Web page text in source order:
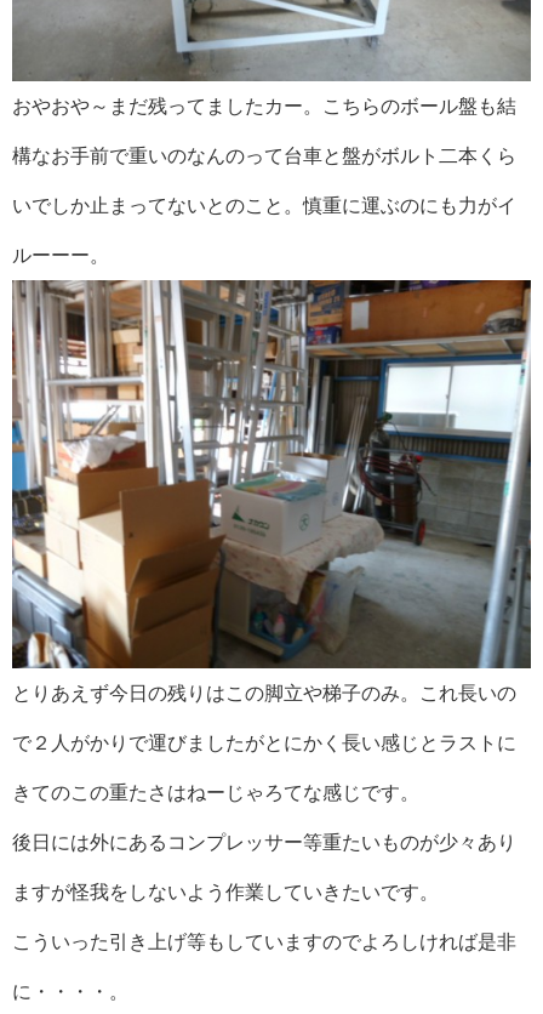
おやおや～まだ残ってましたカー。こちらのボール盤も結
構なお手前で重いのなんのって台車と盤がボルト二本くら
いでしか止まってないとのこと。慎重に運ぶのにも力がイ
ルーーー。
とりあえず今日の残りはこの脚立や梯子のみ。これ長いの
で２人がかりで運びましたがとにかく長い感じとラストに
きてのこの重たさはねーじゃろてな感じです。
後日には外にあるコンプレッサー等重たいものが少々あり
ますが怪我をしないよう作業していきたいです。
こういった引き上げ等もしていますのでよろしければ是非
に・・・・。